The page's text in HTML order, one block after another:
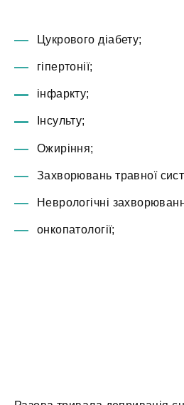
Цукрового діабету;
гіпертонії;
інфаркту;
Інсульту;
Ожиріння;
Захворювань травної
Неврологічні
онкопатології;